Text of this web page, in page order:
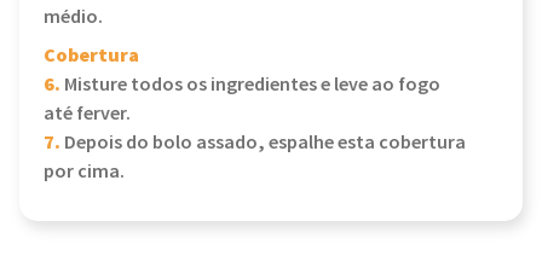
médio.
Cobertura
6. Misture todos os ingredientes e leve ao fogo
até ferver.
7. Depois do bolo assado, espalhe esta cobertura
por cima.